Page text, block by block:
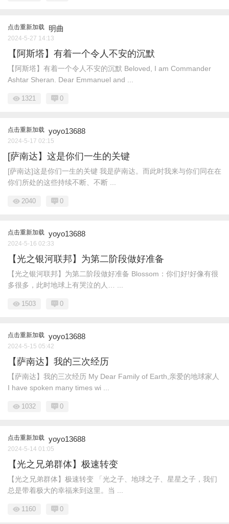
点击重新加载 明曲
2024-5-27 14:13
【阿斯塔】有着一个令人不安的沉默
【阿斯塔】有着一个令人不安的沉默 Beloved, I am Commander
Ashtar Sheran. Dear Emmanuel and ...
1321 0
点击重新加载 yoyo13688
2024-5-17 02:15
[萨南达】这是你们一生的关键
[萨南达]这是你们一生的关键 我是萨南达。而此时我来与你们同在在
你们所处的这些持续不断、不断 ...
2040 0
点击重新加载 yoyo13688
2024-5-16 02:33
【光之银河联邦】为第二阶段做好准备
【光之银河联邦】为第二阶段做好准备 Blossom：你们好!好像有很
多很多，此时地球上有哭泣的人… ...
1503 0
点击重新加载 yoyo13688
2024-5-15 05:42
【萨南达】我的三次经历
【萨南达】我的三次经历 My Dear Family of Earth,亲爱的地球家人
I have spoken many times wi ...
1032 0
点击重新加载 yoyo13688
2024-5-14 01:05
【光之兄弟群体】极速转变
【光之兄弟群体】极速转变 「光之子、地球之子、星星之子，我们
总是带着极大的幸福来到这里。当 ...
1160 0